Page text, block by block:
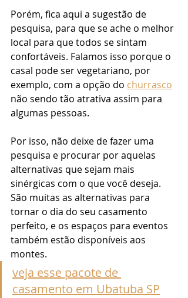
Porém, fica aqui a sugestão de
pesquisa, para que se ache o melhor
local para que todos se sintam
confortáveis. Falamos isso porque o
casal pode ser vegetariano, por
exemplo, com a opção do churrasco
não sendo tão atrativa assim para
algumas pessoas.
Por isso, não deixe de fazer uma
pesquisa e procurar por aquelas
alternativas que sejam mais
sinérgicas com o que você deseja.
São muitas as alternativas para
tornar o dia do seu casamento
perfeito, e os espaços para eventos
também estão disponíveis aos
montes.
veja esse pacote de
casamento em Ubatuba SP